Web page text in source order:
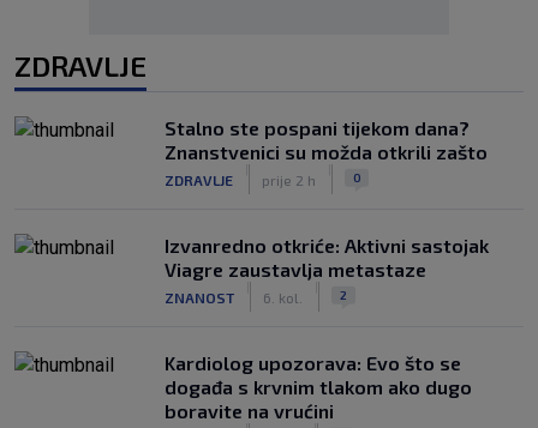
ZDRAVLJE
Stalno ste pospani tijekom dana?
Znanstvenici su možda otkrili zašto
ZDRAVLJE prije 2 h 0
Izvanredno otkriće: Aktivni sastojak
Viagre zaustavlja metastaze
ZNANOST 6. kol. 2
Kardiolog upozorava: Evo što se
događa s krvnim tlakom ako dugo
boravite na vrućini